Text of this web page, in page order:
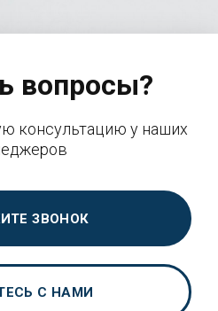
вопросы?
консультацию у наших
ЗВОНОК
С НАМИ